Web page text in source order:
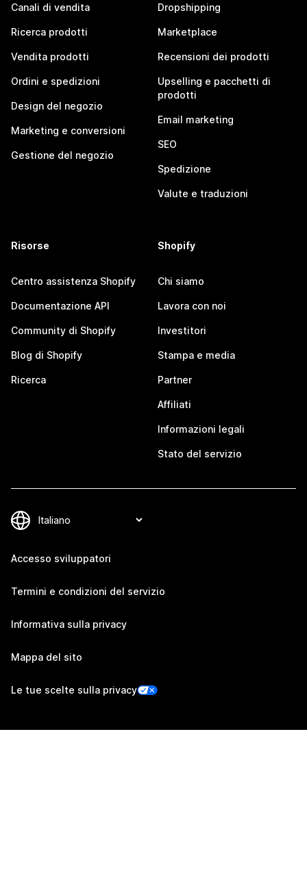
Canali di vendita
Ricerca prodotti
Vendita prodotti
Ordini e spedizioni
Design del negozio
Marketing e conversioni
Gestione del negozio
Dropshipping
Marketplace
Recensioni dei prodotti
Upselling e pacchetti di
prodotti
Email marketing
SEO
Spedizione
Valute e traduzioni
Risorse
Centro assistenza Shopify
Documentazione API
Community di Shopify
Blog di Shopify
Ricerca
Shopify
Chi siamo
Lavora con noi
Investitori
Stampa e media
Partner
Affiliati
Informazioni legali
Stato del servizio
Accesso sviluppatori
Termini e condizioni del servizio
Informativa sulla privacy
Mappa del sito
Le tue scelte sulla privacy